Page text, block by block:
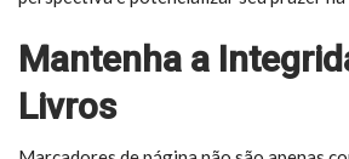
Mantenha a
Livros